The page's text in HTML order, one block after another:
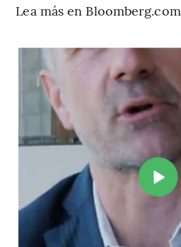
Lea más en Bloomberg.com